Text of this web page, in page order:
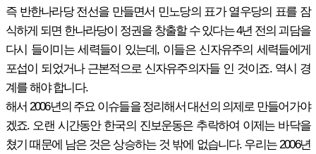
즉 반한나라당 전선을 만들면서 민노당의 표가 열우당의 표를 잠
식하게 되면 한나라당이 정권을 창출할 수 있다는 4년 전의 괴담을
다시 들이미는 세력들이 있는데, 이들은 신자유주의 세력들에게
포섭이 되었거나 근본적으로 신자유주의자들 인 것이죠. 역시 경
계를 해야 합니다.
해서 2006년의 주요 이슈들을 정리해서 대선의 의제로 만들어가야
겠죠. 오랜 시간동안 한국의 진보운동은 추락하여 이제는 바닥을
쳤기 때문에 남은 것은 상승하는 것 밖에 없습니다. 우리는 2006년